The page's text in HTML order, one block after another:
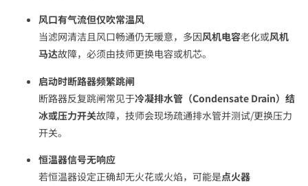
风口有气流但仅吹常温风
当滤网清洁且风口畅通仍无暖意，多因风机电容老化或风机
马达故障，必须由技师更换电容或机芯。
启动时断路器频繁跳闸
断路器反复跳闸常见于冷凝排水管（Condensate Drain）结
冰或压力开关故障，技师会现场疏通排水管并测试/更换压力
开关。
恒温器信号无响应
若恒温器设定正确却无火花或火焰，可能是点火器